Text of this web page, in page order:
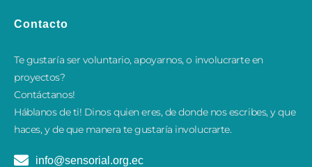
Contacto
Te gustaría ser voluntario, apoyarnos, o involucrarte en
proyectos?
Contáctanos!
​Háblanos de ti! Dinos quien eres, de donde nos escribes, y que
haces, y de que manera te gustaría involucrarte.
info@sensorial.org.ec